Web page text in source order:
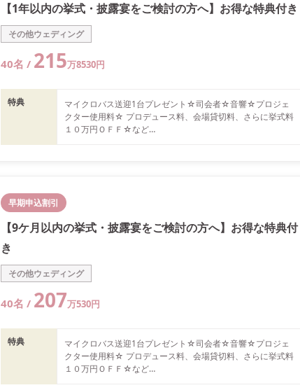
【1年以内の挙式・披露宴をご検討の方へ】お得な特典付き
その他ウェディング
40名 / 215万8530円
特典
マイクロバス送迎1台プレゼント☆司会者☆音響☆プロジェ
クター使用料☆ プロデュース料、会場貸切料、さらに挙式料
１０万円ＯＦＦ☆など
早期申込割引
【9ケ月以内の挙式・披露宴をご検討の方へ】お得な特典付
き
その他ウェディング
40名 / 207万530円
特典
マイクロバス送迎1台プレゼント☆司会者☆音響☆プロジェ
クター使用料☆ プロデュース料、会場貸切料、さらに挙式料
１０万円ＯＦＦ☆など